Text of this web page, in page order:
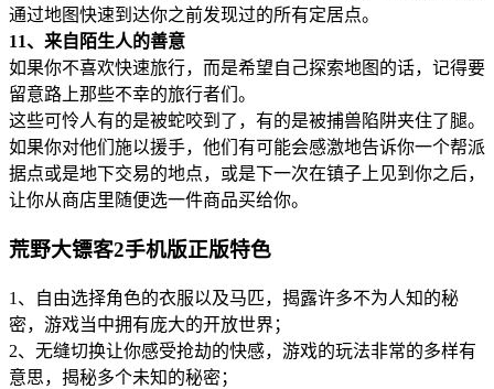
通过地图快速到达你之前发现过的所有定居点。
11、来自陌生人的善意
如果你不喜欢快速旅行，而是希望自己探索地图的话，记得要
留意路上那些不幸的旅行者们。
这些可怜人有的是被蛇咬到了，有的是被捕兽陷阱夹住了腿。
如果你对他们施以援手，他们有可能会感激地告诉你一个帮派
据点或是地下交易的地点，或是下一次在镇子上见到你之后，
让你从商店里随便选一件商品买给你。
荒野大镖客2手机版正版特色
1、自由选择角色的衣服以及马匹，揭露许多不为人知的秘
密，游戏当中拥有庞大的开放世界；
2、无缝切换让你感受抢劫的快感，游戏的玩法非常的多样有
意思，揭秘多个未知的秘密；